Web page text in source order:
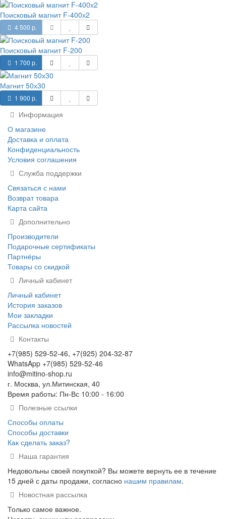
Поисковый магнит F-400х2
4 500 р.
Поисковый магнит F-200
1 700 р.
Магнит 50х30
1 900 р.
Информация
О магазине
Доставка и оплата
Конфиденциальность
Условия соглашения
Служба поддержки
Связаться с нами
Возврат товара
Карта сайта
Дополнительно
Производители
Подарочные сертификаты
Партнёры
Товары со скидкой
Личный кабинет
Личный кабинет
История заказов
Мои закладки
Рассылка новостей
Контакты
+7(985) 529-52-46, +7(925) 204-32-87
WhatsApp +7(985) 529-52-46
info@mitino-shop.ru
г. Москва, ул.Митинская, 40
Время работы: Пн-Вс 10:00 - 16:00
Полезные ссылки
Способы оплаты
Способы доставки
Как сделать заказ?
Наша гарантия
Недовольны своей покупкой? Вы можете вернуть ее в течение
15 дней с даты продажи, согласно нашим правилам.
Новостная рассылка
Только самое важное.